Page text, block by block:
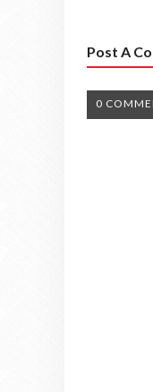
Post A
0